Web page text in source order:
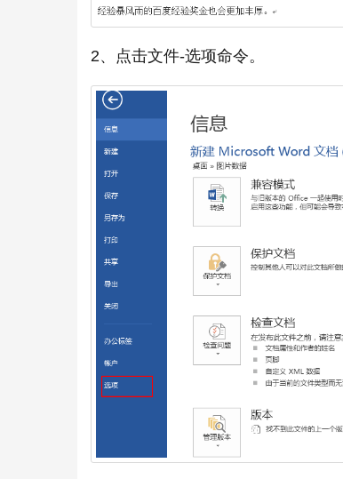
2、点击文件-选项命令。